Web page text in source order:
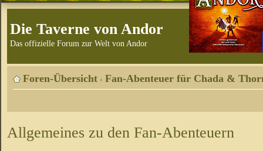
Die Taverne von Andor
Das offizielle Forum zur Welt von Andor
Foren-Übersicht ‹ Fan-Abenteuer für Chada &
Allgemeines zu den Fan-Abenteuern